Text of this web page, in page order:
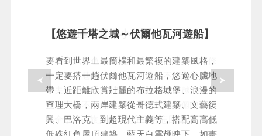
【城堡區～黃金小巷】
步於童話般色彩繽紛的黃金小巷，發掘這條
中世紀小巷的迷人故事，以及不能錯過作家
卡夫卡的故居～22號藍色小屋。穿越小巷，
後方更是不可錯過的美景，從城堡俯瞰布拉
格全景，讓旅人們都能留下難忘回憶。
【悠遊千塔之城～伏爾他瓦河遊船】
要看到世界上最簡樸和最繁複的建築風格，
一定要搭一趟伏爾他瓦河遊船，悠遊心臟地
帶，近距離欣賞壯麗的布拉格城堡、浪漫的
查理大橋，兩岸建築從哥德式建築、文藝復
興、巴洛克、到超現代主義等，搭配高高低